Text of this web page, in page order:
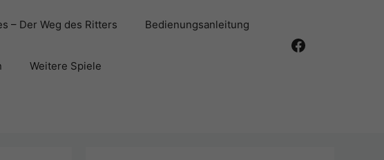
– Der Weg des Ritters Bedienungsanleitung
Weitere Spiele
Facebook